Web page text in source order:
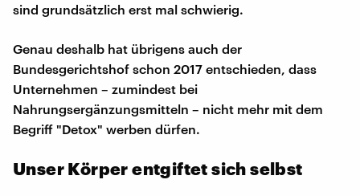
sind grundsätzlich erst mal schwierig.
Genau deshalb hat übrigens auch der
Bundesgerichtshof schon 2017 entschieden, dass
Unternehmen – zumindest bei
Nahrungsergänzungsmitteln – nicht mehr mit dem
Begriff "Detox" werben dürfen.
Unser Körper entgiftet sich selbst